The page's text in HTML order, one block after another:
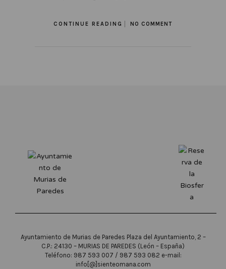
CONTINUE READING NO COMMENT
Ayuntamiento de Murias de Paredes Plaza del Ayuntamiento, 2 –
C.P.: 24130 – MURIAS DE PAREDES (León – España)
Teléfono: 987 593 007 / 987 593 082 e-mail:
info[@]sienteomana.com